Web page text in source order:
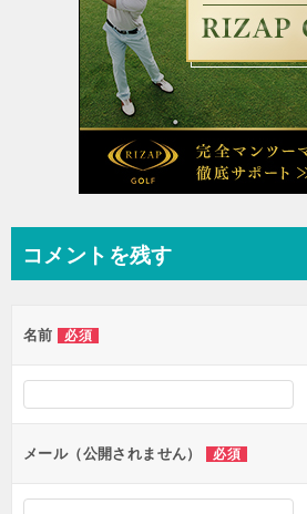
コメントを残す
名前 必須
メール（公開されません） 必須